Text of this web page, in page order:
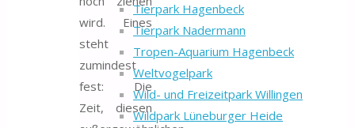
Tierpark Hagenbeck
Tierpark Nadermann
Tropen-Aquarium Hagenbeck
Weltvogelpark
Wild- und Freizeitpark Willingen
Wildpark Lüneburger Heide
wird. Eines
steht
zumindest
fest: Die
Zeit, diesen